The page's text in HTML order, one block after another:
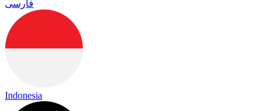
فارسی
Indonesia